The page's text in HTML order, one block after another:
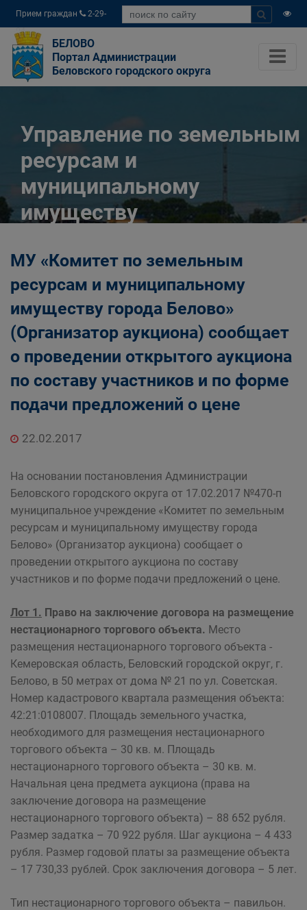
Прием граждан
2-29-
04
БЕЛОВО
Портал Администрации
Беловского городского округа
Управление по земельным
ресурсам и
муниципальному
имуществу
Беловского городского
округа
Главная
Структурные подразделения Администрации
Беловского городского округа
Управление по земельным ресурсам и
муниципальному имуществу Администрации
Беловского городского округа
МУ «Комитет по земельным
ресурсам и муниципальному
имуществу города Белово»
(Организатор аукциона) сообщает
о проведении открытого аукциона
по составу участников и по форме
подачи предложений о цене
22.02.2017
На основании постановления Администрации
Беловского городского округа от 17.02.2017 №470-п
муниципальное учреждение «Комитет по земельным
ресурсам и муниципальному имуществу города
Белово» (Организатор аукциона) сообщает о
проведении открытого аукциона по составу
участников и по форме подачи предложений о цене.
Лот 1. Право на заключение договора на размещение
нестационарного торгового объекта. Место
размещения нестационарного торгового объекта -
Кемеровская область, Беловский городской округ, г.
Белово, в 50 метрах от дома № 21 по ул. Советская.
Номер кадастрового квартала размещения объекта:
42:21:0108007. Площадь земельного участка,
необходимого для размещения нестационарного
торгового объекта – 30 кв. м. Площадь
нестационарного торгового объекта – 30 кв. м.
Начальная цена предмета аукциона (права на
заключение договора на размещение
нестационарного торгового объекта) – 88 652 рубля.
Размер задатка – 70 922 рубля. Шаг аукциона – 4 433
рубля. Размер годовой платы за размещение объекта
– 17 730,33 рублей. Срок заключения договора – 5 лет.
Тип нестационарного торгового объекта – павильон.